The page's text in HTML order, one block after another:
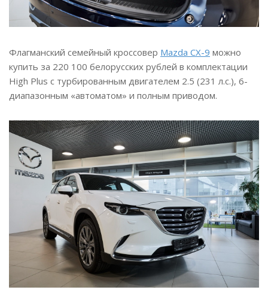
Флагманский семейный кроссовер Mazda CX-9 можно
купить за 220 100 белорусских рублей в комплектации
High Plus с турбированным двигателем 2.5 (231 л.с.), 6-
диапазонным «автоматом» и полным приводом.